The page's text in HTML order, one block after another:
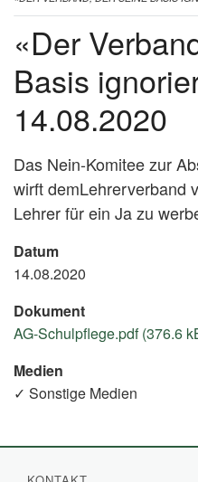
«Der
Basis
14.08.2020
Das Nein-Komitee zur
wirft demLehrerverband
Lehrer für ein Ja zu
Datum
14.08.2020
Dokument
AG-Schulpflege.pdf (376.6
Medien
✓ Sonstige Medien